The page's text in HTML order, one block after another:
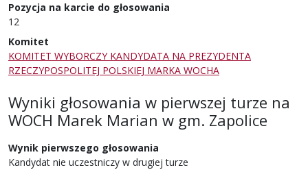
Pozycja na karcie do głosowania
12
Komitet
KOMITET WYBORCZY KANDYDATA NA PREZYDENTA
RZECZYPOSPOLITEJ POLSKIEJ MARKA WOCHA
Wyniki głosowania w pierwszej turze na
WOCH Marek Marian w gm. Zapolice
Wynik pierwszego głosowania
Kandydat nie uczestniczy w drugiej turze